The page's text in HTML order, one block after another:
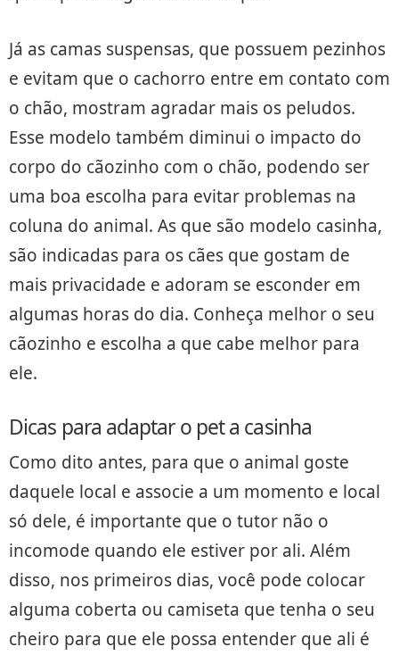
Já as camas suspensas, que possuem pezinhos
e evitam que o cachorro entre em contato com
o chão, mostram agradar mais os peludos.
Esse modelo também diminui o impacto do
corpo do cãozinho com o chão, podendo ser
uma boa escolha para evitar problemas na
coluna do animal. As que são modelo casinha,
são indicadas para os cães que gostam de
mais privacidade e adoram se esconder em
algumas horas do dia. Conheça melhor o seu
cãozinho e escolha a que cabe melhor para
ele.
Dicas para adaptar o pet a casinha
Como dito antes, para que o animal goste
daquele local e associe a um momento e local
só dele, é importante que o tutor não o
incomode quando ele estiver por ali. Além
disso, nos primeiros dias, você pode colocar
alguma coberta ou camiseta que tenha o seu
cheiro para que ele possa entender que ali é